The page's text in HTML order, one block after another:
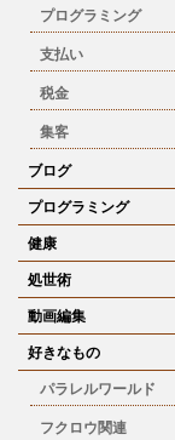
プログラミング
支払い
税金
集客
ブログ
プログラミング
健康
処世術
動画編集
好きなもの
パラレルワールド
フクロウ関連